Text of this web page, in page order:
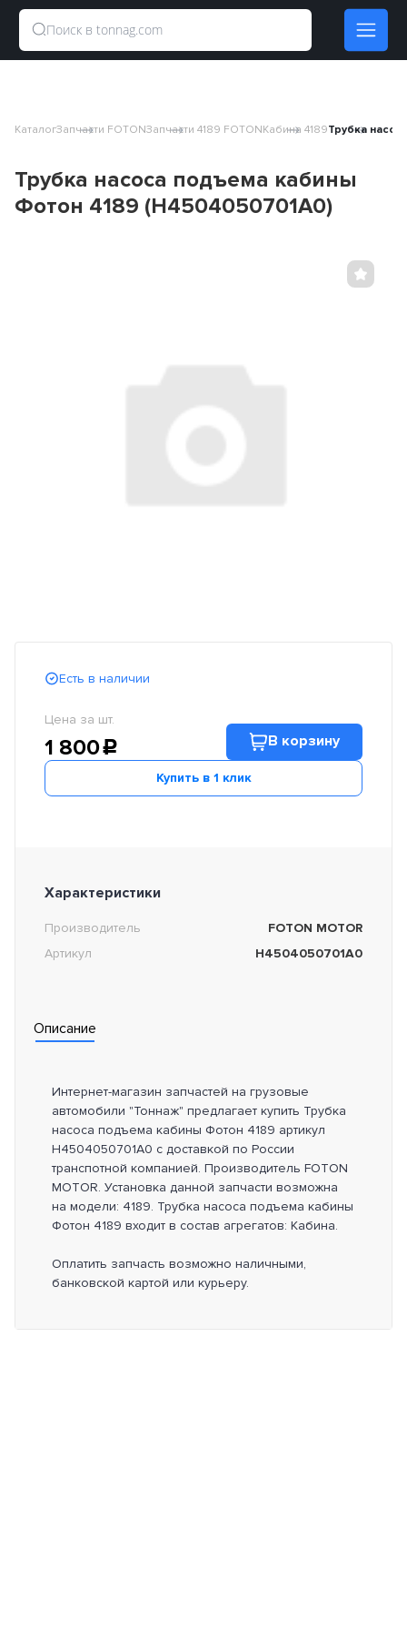
КаталогЗапчасти FOTONЗапчасти 4189 FOTONКабина 4189Трубка
Трубка насоса подъема кабины
Фотон 4189 (H4504050701A0)
Есть в наличии
Цена за шт.
1 800c В корзину
Купить в 1 клик
Характеристики
Производитель
FOTON MOTOR
Артикул
H4504050701A0
Описание
Интернет-магазин запчастей на грузовые
автомобили "Тоннаж" предлагает купить Трубка
насоса подъема кабины Фотон 4189 артикул
H4504050701A0 с доставкой по России
транспотной компанией. Производитель FOTON
MOTOR. Установка данной запчасти возможна
на модели: 4189. Трубка насоса подъема кабины
Фотон 4189 входит в состав агрегатов: Кабина.
Оплатить запчасть возможно наличными,
банковской картой или курьеру.